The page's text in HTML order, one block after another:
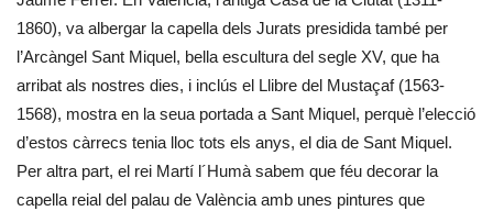
1860), va albergar la capella dels Jurats presidida també per
l’Arcàngel Sant Miquel, bella escultura del segle XV, que ha
arribat als nostres dies, i inclús el Llibre del Mustaçaf (1563-
1568), mostra en la seua portada a Sant Miquel, perquè l’elecció
d’estos càrrecs tenia lloc tots els anys, el dia de Sant Miquel.
Per altra part, el rei Martí l´Humà sabem que féu decorar la
capella reial del palau de València amb unes pintures que